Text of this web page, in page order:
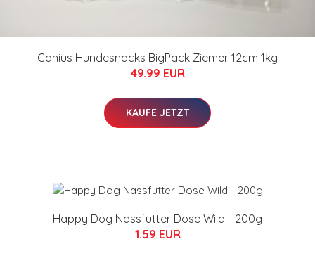
Canius Hundesnacks BigPack Ziemer 12cm 1kg
49.99 EUR
KAUFE JETZT
Happy Dog Nassfutter Dose Wild - 200g
1.59 EUR